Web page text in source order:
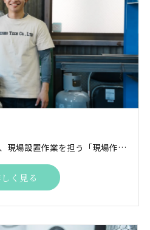
配管の製作やタンクの製作、現場設置作業を担う「現場作業員」募集中！ 気さくな仲間とともに自分らしく働きませんか？
く見る